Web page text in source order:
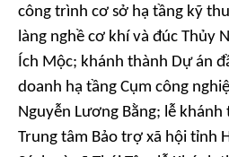
công trình cơ sở hạ tầng kỹ
làng nghề cơ khí và đúc Thủy
Ích Mộc; khánh thành Dự án
doanh hạ tầng Cụm công
Nguyễn Lương Bằng; lễ
Trung tâm Bảo trợ xã hội tỉnh